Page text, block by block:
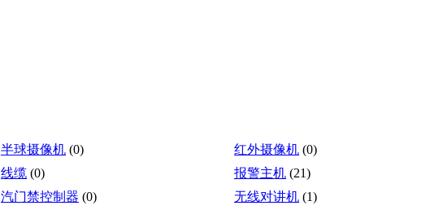
半球摄像机 (0) 红外摄像机 (0)
线缆 (0) 报警主机 (21)
汽门禁控制器 (0) 无线对讲机 (1)